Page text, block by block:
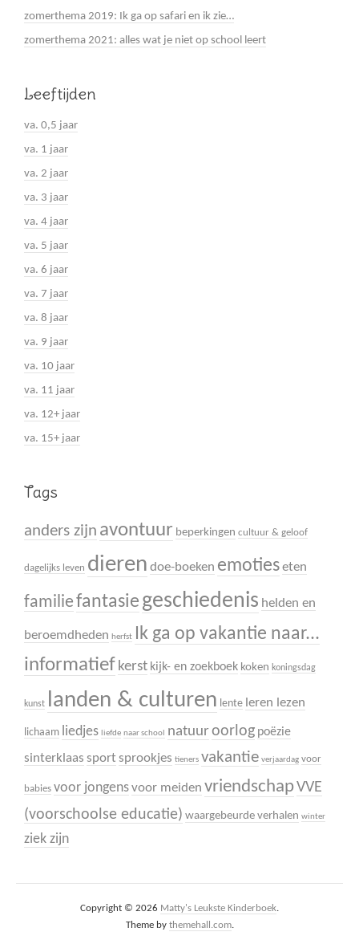
zomerthema 2019: Ik ga op safari en ik zie…
zomerthema 2021: alles wat je niet op school leert
Leeftijden
va. 0,5 jaar
va. 1 jaar
va. 2 jaar
va. 3 jaar
va. 4 jaar
va. 5 jaar
va. 6 jaar
va. 7 jaar
va. 8 jaar
va. 9 jaar
va. 10 jaar
va. 11 jaar
va. 12+ jaar
va. 15+ jaar
Tags
anders zijn avontuur beperkingen cultuur & geloof
dagelijks leven dieren doe-boeken emotieseten
familiefantasie geschiedenis helden en
beroemdheden herfst Ik ga op vakantie naar...
informatief kerst kijk- en zoekboek koken koningsdag
kunst landen & culturen lente leren lezen
lichaam liedjes liefde naar school natuur oorlog poëzie
sinterklaas sport sprookjes tieners vakantie verjaardag voor
babies voor jongensvoor meiden vriendschapVVE
(voorschoolse educatie) waargebeurde verhalen winter
ziek zijn
Copyright © 2026 Matty's Leukste Kinderboek.
Theme by themehall.com.